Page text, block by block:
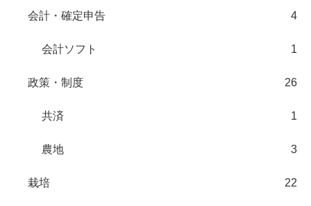
会計・確定申告 4
会計ソフト 1
政策・制度 26
共済 1
農地 3
栽培 22